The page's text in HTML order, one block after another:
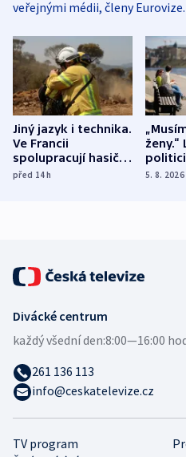
veřejnými médii, členy Eurovize.
Jiný jazyk i technika.
Ve Francii
spolupracují hasiči z
různých zemí
před 14h 5. 8. 2026
TV program
Divácké centrum
každý všední den:8:00—16:00
261 136 113
info@ceskatelevize.cz